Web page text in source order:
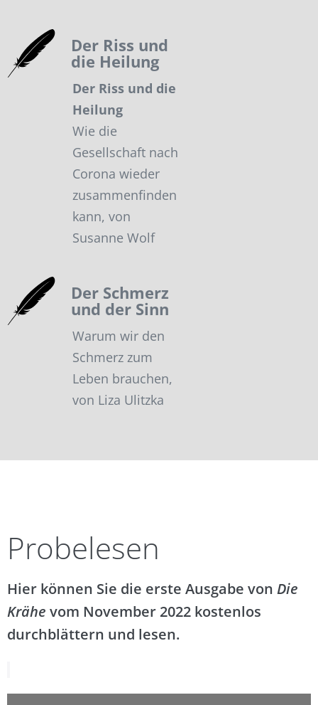
Der Riss und
die Heilung
Der Riss und die
Heilung
Wie die
Gesellschaft nach
Corona wieder
zusammenfinden
kann, von
Susanne Wolf
Der Schmerz
und der Sinn
Warum wir den
Schmerz zum
Leben brauchen,
von Liza Ulitzka
Probelesen
Hier können Sie die erste Ausgabe von Die
Krähe vom November 2022 kostenlos
durchblättern und lesen.